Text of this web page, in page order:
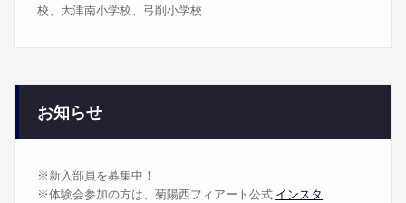
校、大津南小学校、弓削小学校
お知らせ
※新入部員を募集中！
※体験会参加の方は、菊陽西フィアート公式 インスタ